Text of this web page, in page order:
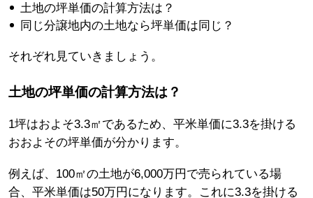
土地の坪単価の計算方法は？
同じ分譲地内の土地なら坪単価は同じ？
それぞれ見ていきましょう。
土地の坪単価の計算方法は？
1坪はおよそ3.3㎡であるため、平米単価に3.3を掛ける
おおよその坪単価が分かります。
例えば、100㎡の土地が6,000万円で売られている場
合、平米単価は50万円になります。これに3.3を掛ける